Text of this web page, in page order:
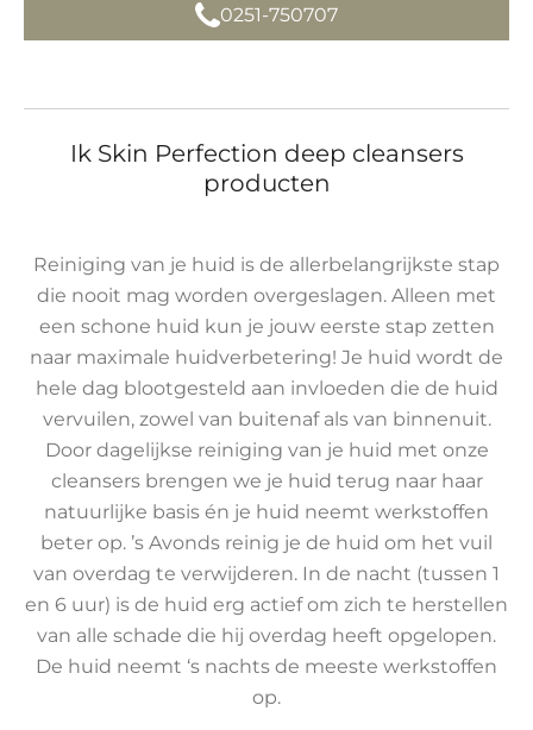
0251-750707
Ik Skin Perfection deep cleansers
producten
Reiniging van je huid is de allerbelangrijkste stap
die nooit mag worden overgeslagen. Alleen met
een schone huid kun je jouw eerste stap zetten
naar maximale huidverbetering! Je huid wordt de
hele dag blootgesteld aan invloeden die de huid
vervuilen, zowel van buitenaf als van binnenuit.
Door dagelijkse reiniging van je huid met onze
cleansers brengen we je huid terug naar haar
natuurlijke basis én je huid neemt werkstoffen
beter op. ’s Avonds reinig je de huid om het vuil
van overdag te verwijderen. In de nacht (tussen 1
en 6 uur) is de huid erg actief om zich te herstellen
van alle schade die hij overdag heeft opgelopen.
De huid neemt ‘s nachts de meeste werkstoffen
op.